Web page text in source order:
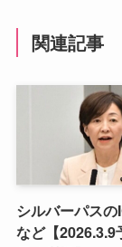
関連記事
シルバーパス
など【2026.3.9